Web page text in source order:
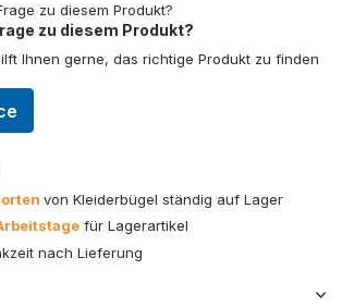
zu diesem Produkt?
Ihnen gerne, das richtige Produkt zu finden
von Kleiderbügel ständig auf Lager
für Lagerartikel
nach Lieferung